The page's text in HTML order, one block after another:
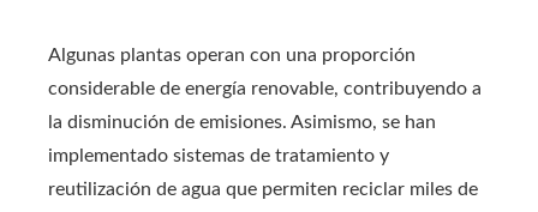
Algunas plantas operan con una proporción
considerable de energía renovable, contribuyendo a
la disminución de emisiones. Asimismo, se han
implementado sistemas de tratamiento y
reutilización de agua que permiten reciclar miles de